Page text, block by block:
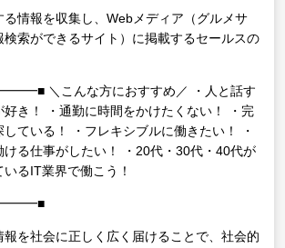
る情報を収集し、Webメディア（グルメサ
検索ができるサイト）に掲載するセールスの
＼こんな方におすすめ／
・人と話す
き！
・通勤に時間をかけたくない！
・完
ている！
・フレキシブルに働きたい！
・
る仕事がしたい！
・20代・30代・40代が
るIT業界で働こう！
報を社会に正しく広く届けることで、社会的